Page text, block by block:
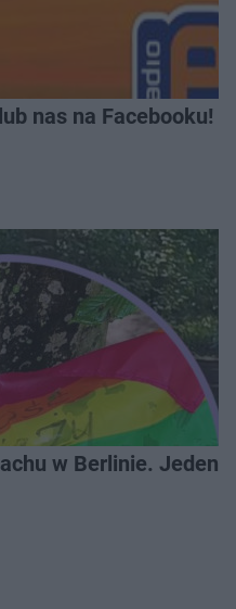
nas na Facebooku!
w Berlinie. Jeden